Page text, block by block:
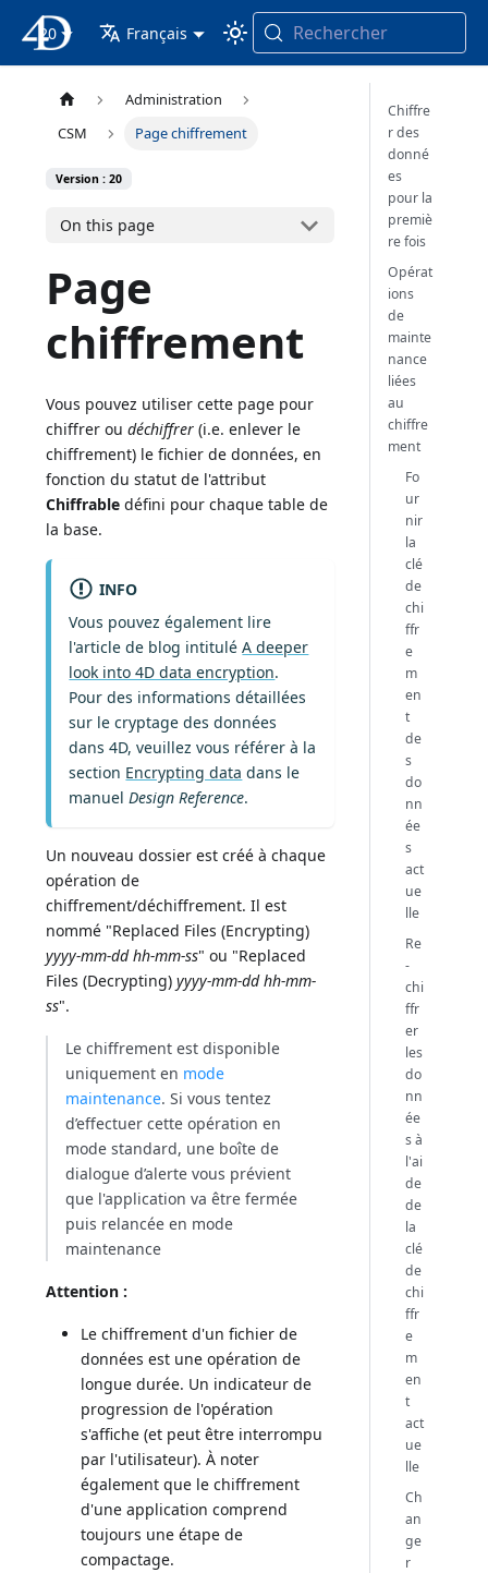
4D Documentation
20 Français Rechercher
Administration
CSM
Page chiffrement
Version : 20
On this page
Page
chiffrement
Vous pouvez utiliser cette page pour
chiffrer oudéchiffrer (i.e. enlever le
chiffrement) le fichier de données, en
fonction du statut de l'attribut
Chiffrable défini pour chaque table de
la base.
INFO
Vous pouvez également lire
l'article de blog intituléA deeper
look into 4D data encryption.
Pour des informations détaillées
sur le cryptage des données
dans 4D, veuillez vous référer à la
section Encrypting data dans le
manuelDesign Reference.
Un nouveau dossier est créé à chaque
opération de
chiffrement/déchiffrement. Il est
nommé "Replaced Files (Encrypting)
yyyy-mm-dd hh-mm-ss" ou "Replaced
Files (Decrypting)yyyy-mm-dd hh-mm-
ss".
Le chiffrement est disponible
uniquement en mode
maintenance. Si vous tentez
d’effectuer cette opération en
mode standard, une boîte de
dialogue d’alerte vous prévient
que l'application va être fermée
puis relancée en mode
maintenance
Attention :
Le chiffrement d'un fichier de
données est une opération de
longue durée. Un indicateur de
progression de l'opération
s'affiche (et peut être interrompu
par l'utilisateur). À noter
également que le chiffrement
d'une application comprend
toujours une étape de
compactage.
Chiffre
r des
donné
es
pour la
premiè
re fois
Opérat
ions
de
mainte
nance
liées
au
chiffre
ment
Fo
ur
nir
la
clé
de
chi
ffr
e
m
en
t
de
s
do
nn
ée
s
act
ue
lle
Re
-
chi
ffr
er
les
do
nn
ée
s à
l'ai
de
de
la
clé
de
chi
ffr
e
m
en
t
act
ue
lle
Ch
an
ge
r